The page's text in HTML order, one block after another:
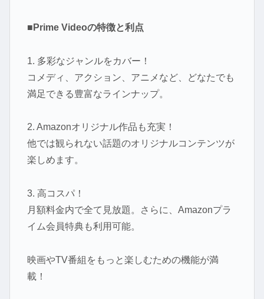
■Prime Videoの特徴と利点
1. 多彩なジャンルをカバー！
コメディ、アクション、アニメなど、どなたでも
満足できる豊富なラインナップ。
2. Amazonオリジナル作品も充実！
他では観られない話題のオリジナルコンテンツが
楽しめます。
3. 高コスパ！
月額料金内で全て見放題。さらに、Amazonプラ
イム会員特典も利用可能。
映画やTV番組をもっと楽しむための機能が満
載！